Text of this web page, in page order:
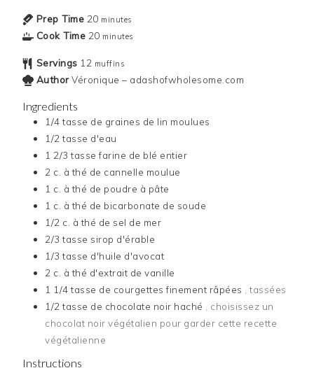
Prep Time 20 minutes
Cook Time 20 minutes
Servings 12 muffins
Author Véronique – adashofwholesome.com
Ingredients
1/4 tasse de graines de lin moulues
1/2 tasse d'eau
1 2/3 tasse farine de blé entier
2 c. à thé de cannelle moulue
1 c. à thé de poudre à pâte
1 c. à thé de bicarbonate de soude
1/2 c. à thé de sel de mer
2/3 tasse sirop d'érable
1/3 tasse d'huile d'avocat
2 c. à thé d'extrait de vanille
1 1/4 tasse de courgettes finement râpées
, tassées
1/2 tasse de chocolate noir haché
, choisissez un
chocolat noir végétalien pour garder cette recette
végétalienne
Instructions